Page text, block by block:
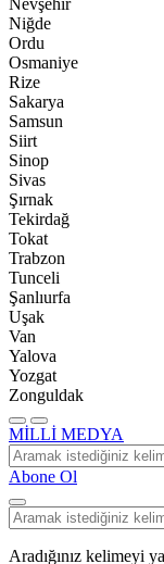
Nevşehir
Niğde
Ordu
Osmaniye
Rize
Sakarya
Samsun
Siirt
Sinop
Sivas
Şırnak
Tekirdağ
Tokat
Trabzon
Tunceli
Şanlıurfa
Uşak
Van
Yalova
Yozgat
Zonguldak
MİLLİ MEDYA
Abone Ol
Aradığınız kelimeyi